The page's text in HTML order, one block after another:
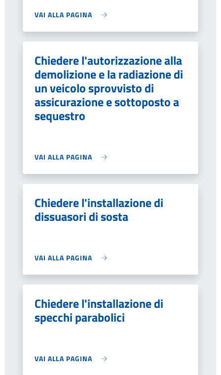
VAI ALLA PAGINA
Chiedere l'autorizzazione alla
demolizione e la radiazione di
un veicolo sprovvisto di
assicurazione e sottoposto a
sequestro
VAI ALLA PAGINA
Chiedere l'installazione di
dissuasori di sosta
VAI ALLA PAGINA
Chiedere l'installazione di
specchi parabolici
VAI ALLA PAGINA